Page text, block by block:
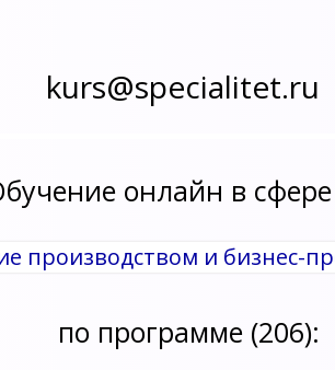
kurs@specialitet.ru
онлайн в сфере
производством и бизнес-
по программе (206):